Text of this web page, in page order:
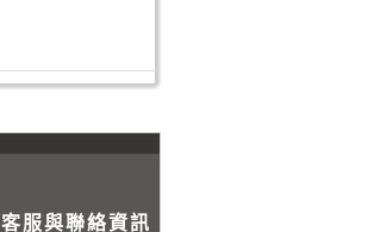
客服與聯絡資訊